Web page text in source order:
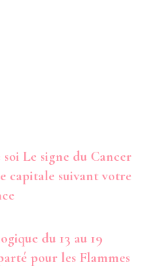
soi Le signe du Cancer
capitale suivant votre
du 13 au 19
pour les Flammes